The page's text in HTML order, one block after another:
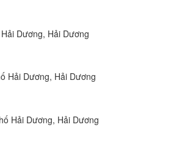
Dương, Hải Dương
Hải Dương, Hải Dương
Hải Dương, Hải Dương